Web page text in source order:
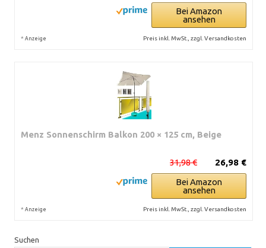
Bei Amazon
ansehen
* Anzeige Preis inkl. MwSt., zzgl. Versandkosten
Menz Sonnenschirm Balkon 200 × 125 cm, Beige
26,98 €
31,98 €
Bei Amazon
ansehen
* Anzeige Preis inkl. MwSt., zzgl. Versandkosten
Suchen